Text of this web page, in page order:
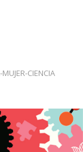
CIENCIA